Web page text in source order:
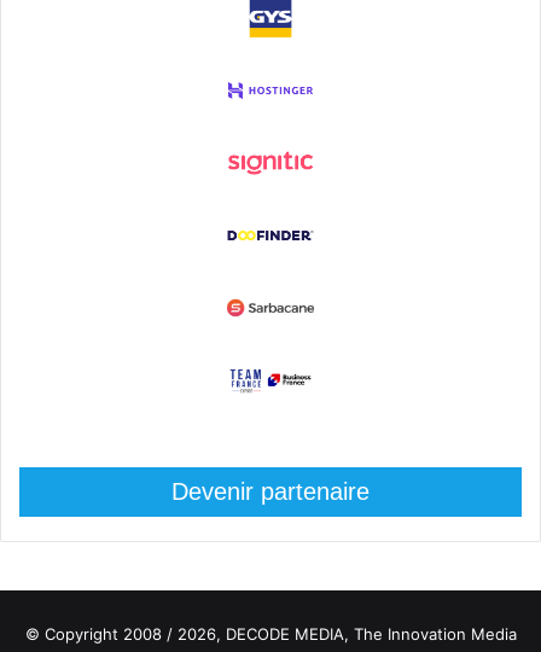
Devenir partenaire
© Copyright 2008 / 2026, DECODE MEDIA, The Innovation Media